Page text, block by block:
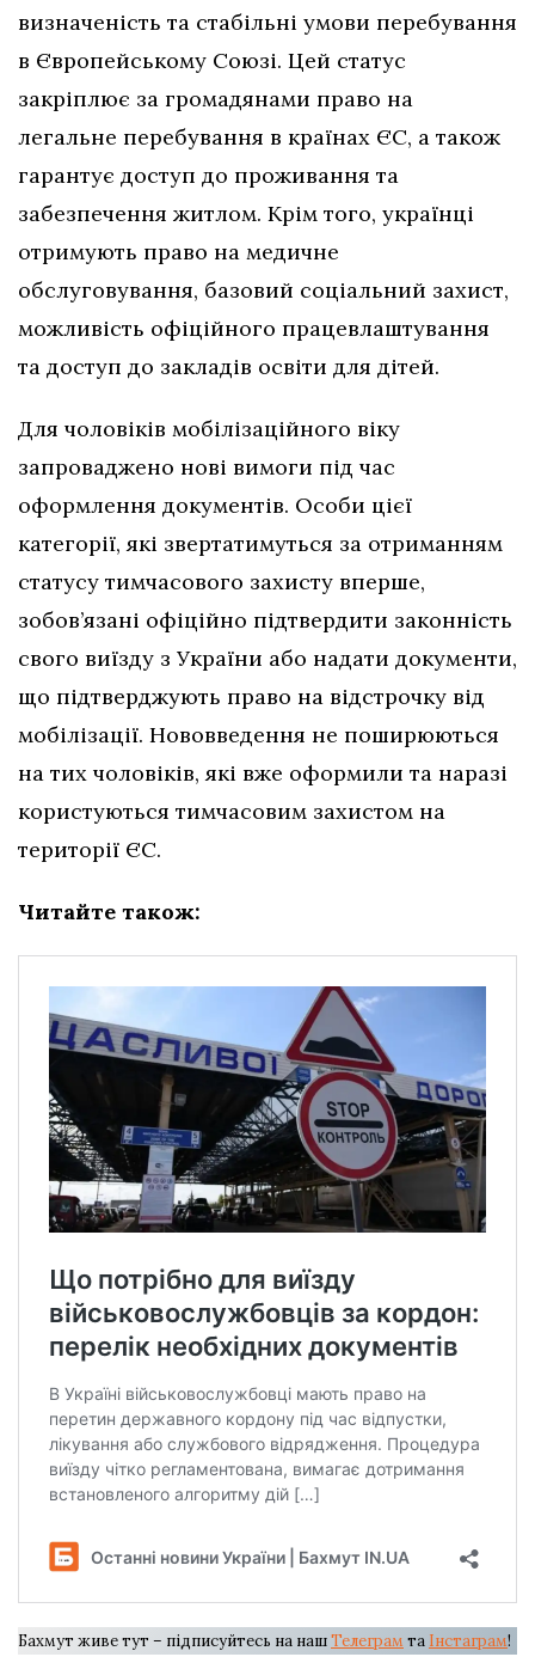
визначеність та стабільні умови перебування
в Європейському Союзі. Цей статус
закріплює за громадянами право на
легальне перебування в країнах ЄС, а також
гарантує доступ до проживання та
забезпечення житлом. Крім того, українці
отримують право на медичне
обслуговування, базовий соціальний захист,
можливість офіційного працевлаштування
та доступ до закладів освіти для дітей.
Для чоловіків мобілізаційного віку
запроваджено нові вимоги під час
оформлення документів. Особи цієї
категорії, які звертатимуться за отриманням
статусу тимчасового захисту вперше,
зобов’язані офіційно підтвердити законність
свого виїзду з України або надати документи,
що підтверджують право на відстрочку від
мобілізації. Нововведення не поширюються
на тих чоловіків, які вже оформили та наразі
користуються тимчасовим захистом на
території ЄС.
Читайте також:
Бахмут живе тут – підписуйтесь на нашТелеграм та Інстаграм!